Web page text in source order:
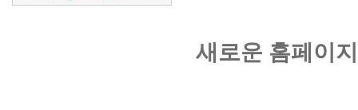
새로운 홈페이